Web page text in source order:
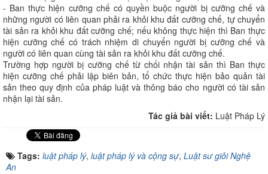
- Ban thực hiện cưỡng chế có quyền buộc người bị cưỡng chế và
những người có liên quan phải ra khỏi khu đất cưỡng chế, tự chuyển
tài sản ra khỏi khu đất cưỡng chế; nếu không thực hiện thì Ban thực
hiện cưỡng chế có trách nhiệm di chuyển người bị cưỡng chế và
người có liên quan cùng tài sản ra khỏi khu đất cưỡng chế.
Trường hợp người bị cưỡng chế từ chối nhận tài sản thì Ban thực
hiện cưỡng chế phải lập biên bản, tổ chức thực hiện bảo quản tài
sản theo quy định của pháp luật và thông báo cho người có tài sản
nhận lại tài sản.
Tác giả bài viết: Luật Pháp Lý
Tags: luật pháp lý, luật pháp lý và cộng sự, Luật sư giỏi Nghệ
An